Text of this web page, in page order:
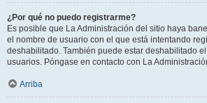
¿Por qué no puedo registrarme?
Es posible que La Administración del sitio haya
el nombre de usuario con el que está intentando
deshabilitado. También puede estar deshabilitado
usuarios. Póngase en contacto con La
Arriba